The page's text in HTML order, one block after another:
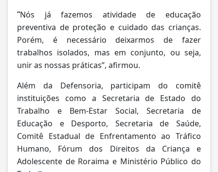
“Nós já fazemos atividade de educação
preventiva de proteção e cuidado das crianças.
Porém, é necessário deixarmos de fazer
trabalhos isolados, mas em conjunto, ou seja,
unir as nossas práticas”, afirmou.
Além da Defensoria, participam do comitê
instituições como a Secretaria de Estado do
Trabalho e Bem-Estar Social, Secretaria de
Educação e Desporto, Secretaria de Saúde,
Comitê Estadual de Enfrentamento ao Tráfico
Humano, Fórum dos Direitos da Criança e
Adolescente de Roraima e Ministério Público do